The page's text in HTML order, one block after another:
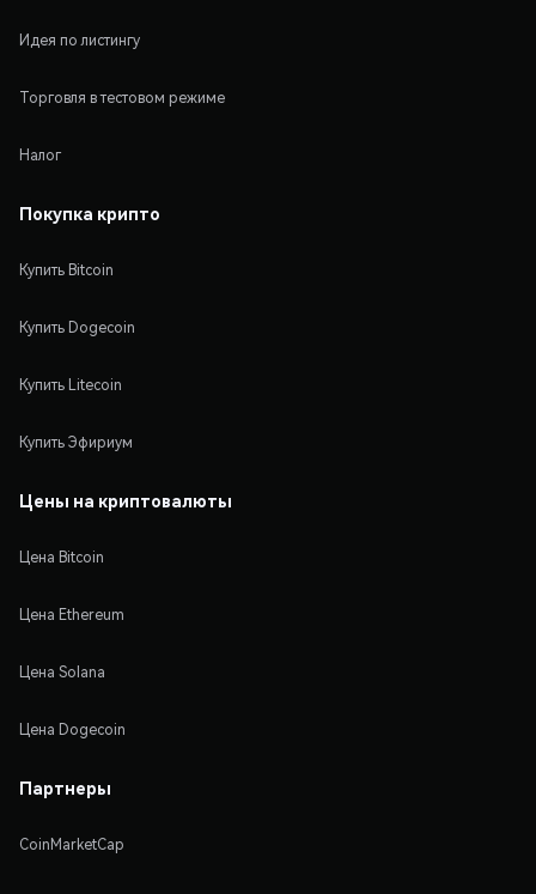
Идея по листингу
Торговля в тестовом режиме
Налог
Покупка крипто
Купить Bitcoin
Купить Dogecoin
Купить Litecoin
Купить Эфириум
Цены на криптовалюты
Цена Bitcoin
Цена Ethereum
Цена Solana
Цена Dogecoin
Партнеры
CoinMarketCap